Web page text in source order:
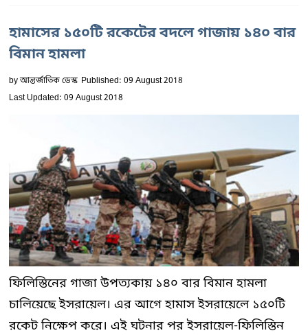
হামাসের ১৫০টি রকেটের বদলে গাজায় ১৪০ বার
বিমান হামলা
byআন্তর্জাতিক ডেস্ক Published: 09 August 2018
Last Updated: 09 August 2018
ফিলিস্তিনের গাজা উপত্যকায় ১৪০ বার বিমান হামলা
চালিয়েছে ইসরায়েল। এর আগে হামাস ইসরায়েলে ১৫০টি
রকেট নিক্ষেপ করে। এই ঘটনার পর ইসরায়েল-ফিলিস্তিন